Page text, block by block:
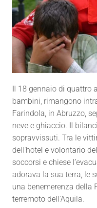
Il 18 gennaio di quattro
bambini, rimangono
Farindola, in Abruzzo,
neve e ghiaccio. Il
sopravvissuti. Tra le
dell’hotel e volontario
soccorsi e chiese
adorava la sua terra, le
una benemerenza della
terremoto dell’Aquila.